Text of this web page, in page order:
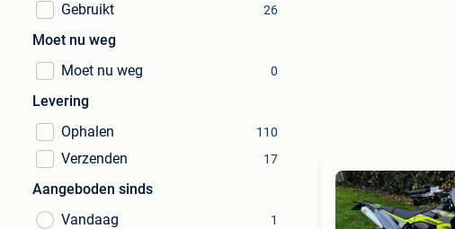
Gebruikt 26
Moet nu weg
Moet nu weg
0
Levering
Ophalen
110
Verzenden 17
Aangeboden sinds
Vandaag
1